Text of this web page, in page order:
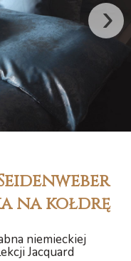
›
na kołdrę
niemieckiej
Jacquard